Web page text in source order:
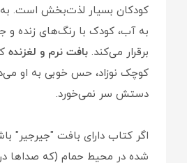
کودکان بسیار لذت‌بخش است.
به آب، کودک با رنگ‌های زنده و
برقرار می‌کند. بافت نرم و لغزنده
کوچک نوزاد، حس خوبی به او
دستش سر نمی‌خورد.
اگر کتاب دارای بافت "جیرجیر"
شده در محیط حمام (که صداها در